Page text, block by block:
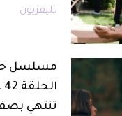
تليفزيون
مسلسل
تنتهي